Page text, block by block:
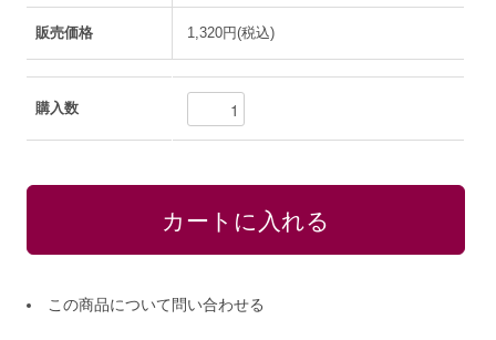
販売価格 1,320円(税込)
購入数
この商品について問い合わせる